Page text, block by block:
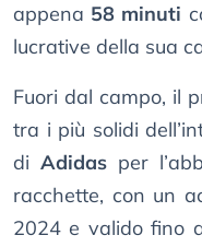
appena 58 minuti
lucrative della sua
Fuori dal campo, il
tra i più solidi
di Adidasper
racchette, con un
2024 e valido fino